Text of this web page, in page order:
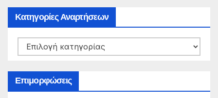
Κατηγορίες Αναρτήσεων
Κατηγορίες
Αναρτήσεων
Επιμορφώσεις